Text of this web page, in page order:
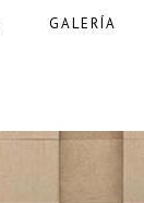
GALERÍA